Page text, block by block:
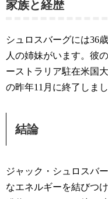
家族と経歴
シュロスバーグには36
人の姉妹がいます。彼
ーストラリア駐在米国
の昨年11月に終了しまし
結論
ジャック・シュロスバ
なエネルギーを結びつ